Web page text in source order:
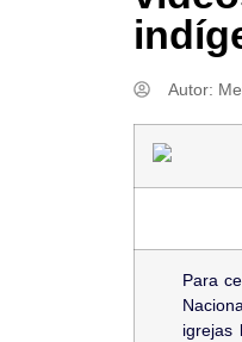
Autor:
Para
igrejas